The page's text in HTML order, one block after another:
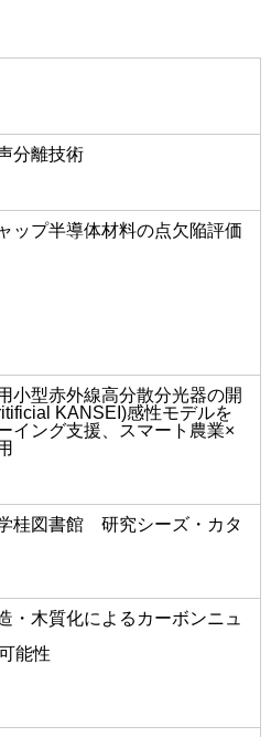
分離技術
ップ半導体材料の点欠陥評価
小型赤外線高分散分光器の開
KANSEI)感性モデルを
イング支援、スマート農業×
桂図書館 研究シーズ・カタ
・木質化によるカーボンニュ
能性